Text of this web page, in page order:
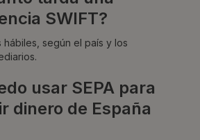
SWIFT?
hábiles, según el país y los
usar SEPA para
dinero de España